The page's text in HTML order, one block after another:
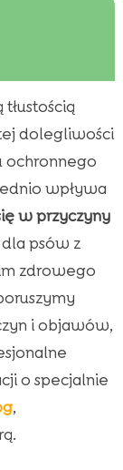
psa
z tłustą
z tłustą
i triki
psa
tłustą
skórą –
dolegliwości
ochronnego
wpływa
w przyczyny
psów z
zdrowego
i objawów,
o specjalnie
,